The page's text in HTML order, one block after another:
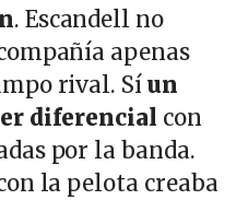
. Escandell no
apenas
rival. Síun
diferencial con
por la banda.
la pelota creaba